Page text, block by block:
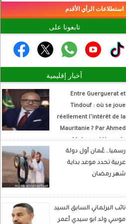
استطلاعات الرأي الأقدم
تابعونا على
أخبار إقليمية
Entre Guerguerat et
Tindouf : où se joue
réellement l’intérêt de la
Mauritanie ? Par Ahmed
Mohamed Hamada
Écrivain et analyste
politique
رسميا.. عُمان أول دولة
عربية تحدد موعد بداية
شهر رمضان
نائب البرلماني السابق السيد
موسي ولد ابو سيدي أعمر